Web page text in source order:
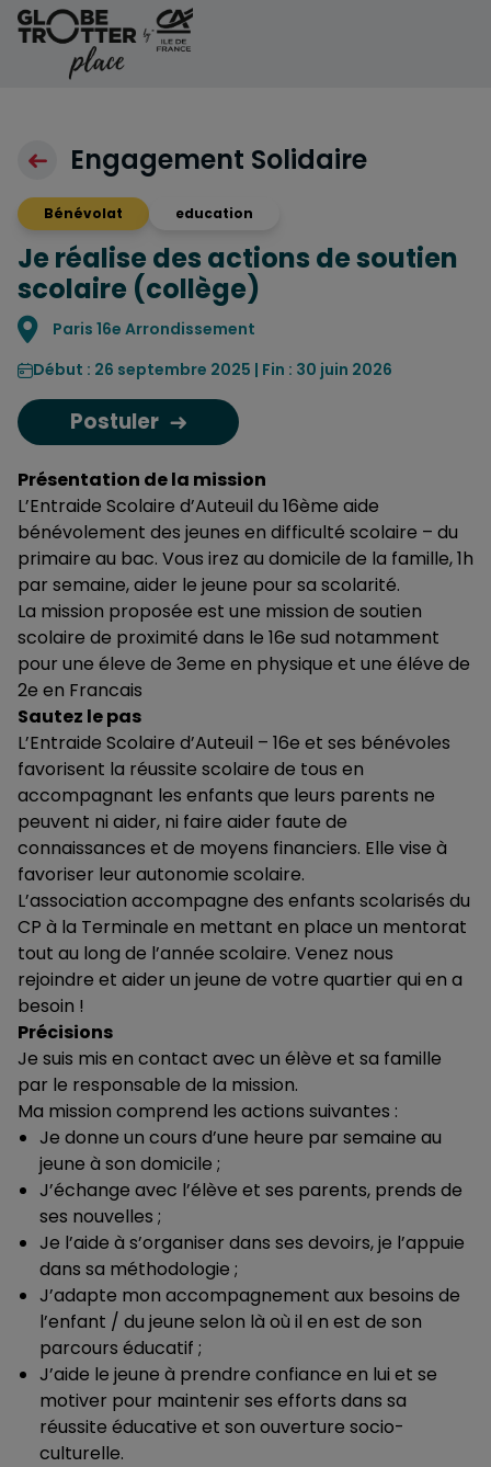
Aller au contenu
Engagement Solidaire
Bénévolat education
Je réalise des actions de soutien
scolaire (collège)
Localisation
Paris 16e Arrondissement
Début : 26 septembre 2025 | Fin : 30 juin 2026
Postuler
Présentation de la mission
L’Entraide Scolaire d’Auteuil du 16ème aide
bénévolement des jeunes en difficulté scolaire – du
primaire au bac. Vous irez au domicile de la famille, 1h
par semaine, aider le jeune pour sa scolarité.
La mission proposée est une mission de soutien
scolaire de proximité dans le 16e sud notamment
pour une éleve de 3eme en physique et une éléve de
2e en Francais
Sautez le pas
L’Entraide Scolaire d’Auteuil – 16e et ses bénévoles
favorisent la réussite scolaire de tous en
accompagnant les enfants que leurs parents ne
peuvent ni aider, ni faire aider faute de
connaissances et de moyens financiers. Elle vise à
favoriser leur autonomie scolaire.
L’association accompagne des enfants scolarisés du
CP à la Terminale en mettant en place un mentorat
tout au long de l’année scolaire. Venez nous
rejoindre et aider un jeune de votre quartier qui en a
besoin !
Précisions
Je suis mis en contact avec un élève et sa famille
par le responsable de la mission.
Ma mission comprend les actions suivantes :
Je donne un cours d’une heure par semaine au
jeune à son domicile ;
J’échange avec l’élève et ses parents, prends de
ses nouvelles ;
Je l’aide à s’organiser dans ses devoirs, je l’appuie
dans sa méthodologie ;
J’adapte mon accompagnement aux besoins de
l’enfant / du jeune selon là où il en est de son
parcours éducatif ;
J’aide le jeune à prendre confiance en lui et se
motiver pour maintenir ses efforts dans sa
réussite éducative et son ouverture socio-
culturelle.